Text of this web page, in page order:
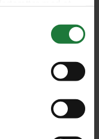
mødt. Godt